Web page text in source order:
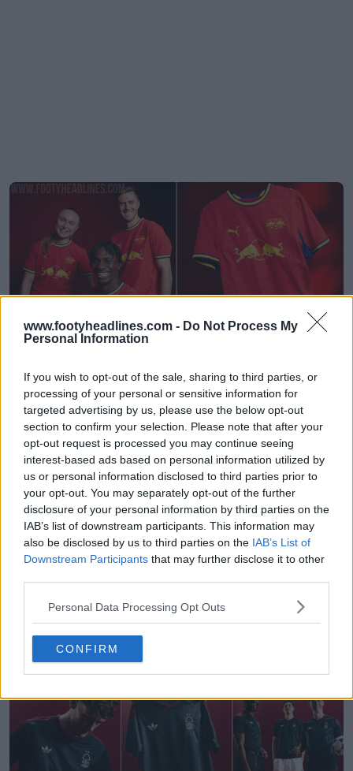
www.footyheadlines.com - Do Not Process My
Personal Information
If you wish to opt-out of the sale, sharing to third parties, or
processing of your personal or sensitive information for
targeted advertising by us, please use the below opt-out
section to confirm your selection. Please note that after your
opt-out request is processed you may continue seeing
interest-based ads based on personal information utilized by
us or personal information disclosed to third parties prior to
your opt-out. You may separately opt-out of the further
disclosure of your personal information by third parties on the
IAB’s list of downstream participants. This information may
also be disclosed by us to third parties on the IAB’s List of
Downstream Participants that may further disclose it to other
Personal Data Processing Opt Outs
CONFIRM
Dévoilement du maillot extérieur du RB Leipzig
26-27 – Hommage au jardin botanique de Leipzig
30 0 317
Fuite du troisième maillot de Liverpool 26-27 –
Repéré en vente
122 80